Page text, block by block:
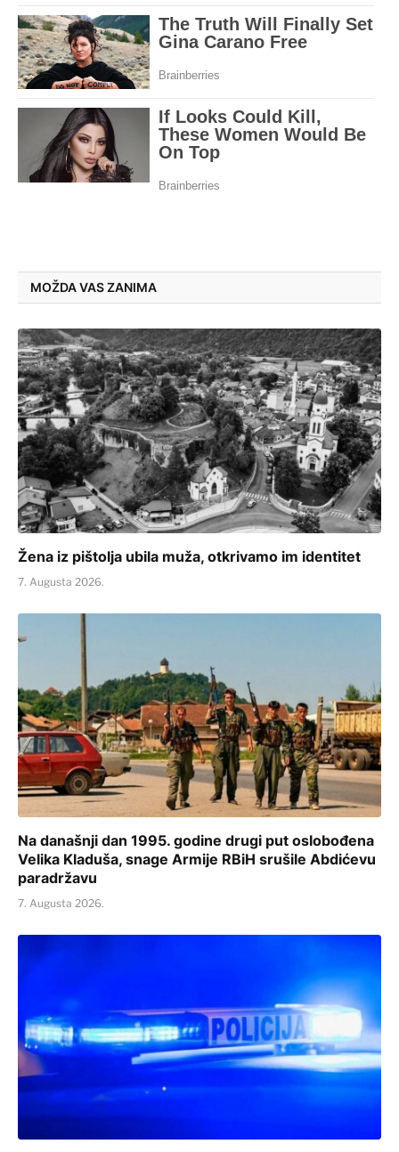
MOŽDA VAS ZANIMA
Žena iz pištolja ubila muža, otkrivamo im identitet
7. Augusta 2026.
Na današnji dan 1995. godine drugi put oslobođena
Velika Kladuša, snage Armije RBiH srušile Abdićevu
paradržavu
7. Augusta 2026.